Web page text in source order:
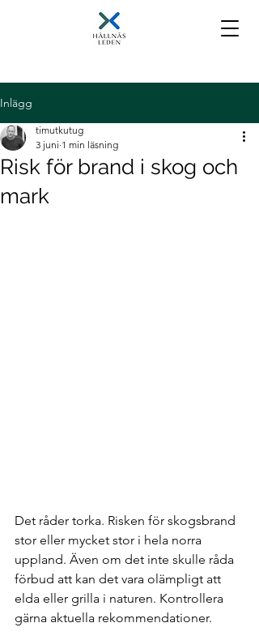
Inlägg
Risk för brand i skog och
mark
timutkutug
3 juni 1 min läsning
Det råder torka. Risken för skogsbrand
stor eller mycket stor i hela norra
uppland. Även om det inte skulle råda
förbud att kan det vara olämpligt att
elda eller grilla i naturen. Kontrollera
gärna aktuella rekommendationer.